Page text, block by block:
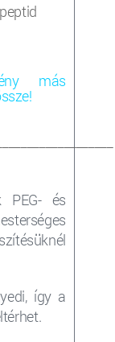
más
PEG- és
így a